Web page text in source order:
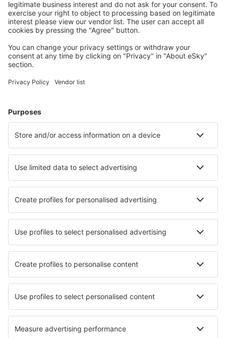
Kaupunkilomat
Lomamatkat
Majoitus
Lento+Hotelli
Hotellit
Kuljetukset
Lue lisää
Lentoyhtiöt
FlexFlight
Lufthansa
Wizz Air
Norwegian
KLM
SAS
Turkish Airlines
Air Baltic
Tietoa eSkysta